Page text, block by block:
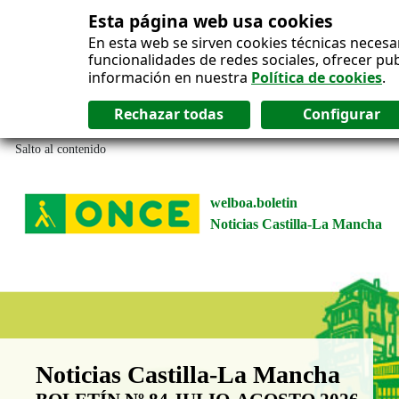
Esta página web usa cookies
En esta web se sirven cookies técnicas
funcionalidades de redes sociales, ofrecer
información en nuestra Política de cookies.
Salto al contenido
welboa.boletin
Noticias Castilla-La Mancha
Boletín Noticias Castilla-La
Noticias Castilla-La Mancha